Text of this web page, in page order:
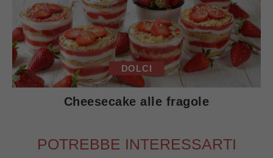
DOLCI
Cheesecake alle fragole
POTREBBE INTERESSARTI